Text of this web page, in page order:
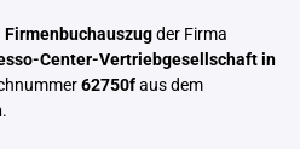
Firmenbuchauszugder Firma
Center-Vertriebgesellschaft in
62750faus dem
.